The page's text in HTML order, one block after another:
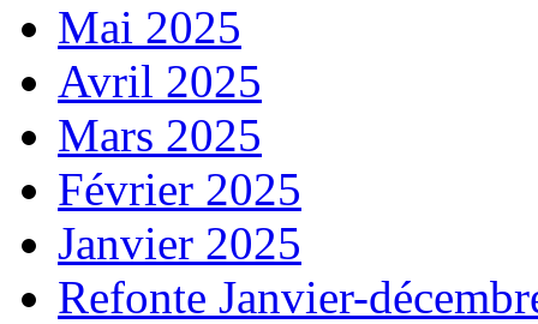
Mai 2025
Avril 2025
Mars 2025
Février 2025
Janvier 2025
Refonte Janvier-